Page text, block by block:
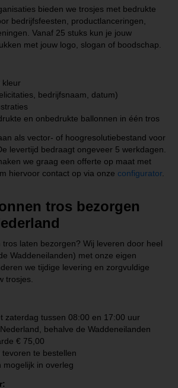
bieden we trosjes met bedrukte
bedrijfsfeesten, productlanceringen,
Vanaf 25 stuks kun je jouw
met jouw logo, slogan of boodschap.
kleur
bedrijfsnaam, datum)
en onbedrukte ballonnen in één tros
als vector- of hoogresolutiebestand voor
levertijd bedraagt ongeveer 5 werkdagen.
we graag een offerte op maat met
hiervoor contact op via onze configurator
tros bezorgen
laten bezorgen? Wij leveren door heel
Waddeneilanden) met onze eigen
we tijdige levering en zorgvuldige
trosjes.
zaterdag tussen 08:00 en 17:00 uur
behalve de Waddeneilanden
€ 75,00
te bestellen
mogelijk in overleg